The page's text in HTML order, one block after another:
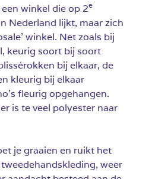
winkel die op 2e
Nederland lijkt, maar zich
winkel. Net zoals bij
keurig soort bij soort
bij elkaar, de
kleurig bij elkaar
fleurig opgehangen.
is te veel polyester naar
je graaien en ruikt het
weer